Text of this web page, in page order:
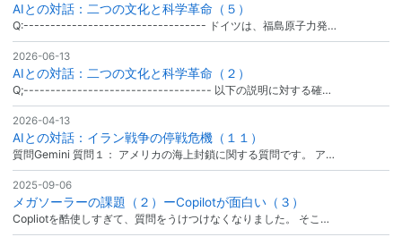
AIとの対話：二つの文化と科学革命（５）
Q:---------------------------------- ドイツは、福島原子力発…
2026-06-13
AIとの対話：二つの文化と科学革命（２）
Q;----------------------------------- 以下の説明に対する確…
2026-04-13
AIとの対話：イラン戦争の停戦危機（１１）
質問Gemini 質問１： アメリカの海上封鎖に関する質問です。 ア…
2025-09-06
メガソーラーの課題（２）ーCopilotが面白い（３）
Copliotを酷使しすぎて、質問をうけつけなくなりました。 そこ…